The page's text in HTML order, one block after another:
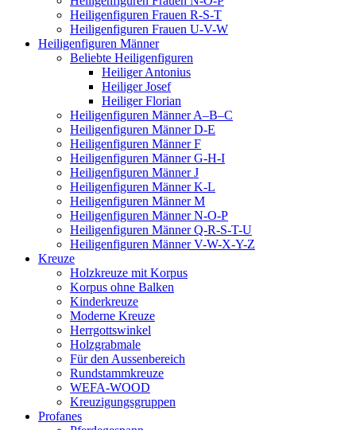
Heiligenfiguren Frauen R-S-T
Heiligenfiguren Frauen U-V-W
Heiligenfiguren Männer
Beliebte Heiligenfiguren
Heiliger Antonius
Heiliger Josef
Heiliger Florian
Heiligenfiguren Männer A–B–C
Heiligenfiguren Männer D-E
Heiligenfiguren Männer F
Heiligenfiguren Männer G-H-I
Heiligenfiguren Männer J
Heiligenfiguren Männer K-L
Heiligenfiguren Männer M
Heiligenfiguren Männer N-O-P
Heiligenfiguren Männer Q-R-S-T-U
Heiligenfiguren Männer V-W-X-Y-Z
Kreuze
Holzkreuze mit Korpus
Korpus ohne Balken
Kinderkreuze
Moderne Kreuze
Herrgottswinkel
Holzgrabmale
Für den Aussenbereich
Rundstammkreuze
WEFA-WOOD
Kreuzigungsgruppen
Profanes